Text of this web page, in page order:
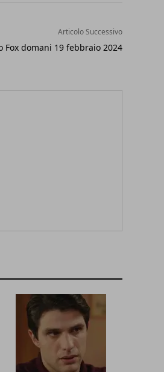
Articolo Successivo
Fox domani 19 febbraio 2024